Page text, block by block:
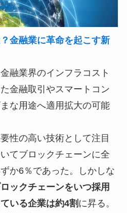
金融業に革命を起こす新
融業界のインフラコスト
金融取引やスマートコン
な用途へ適用拡大の可能
性の高い技術として注目
てブロックチェーンに全
か6％であった。しかしな
ックチェーンをいつ採用
いる企業は約4割 に昇る。